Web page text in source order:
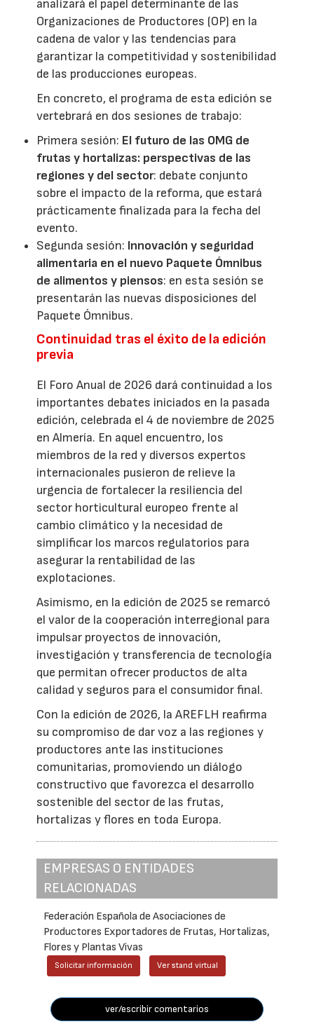
analizará el papel determinante de las
Organizaciones de Productores (OP) en la
cadena de valor y las tendencias para
garantizar la competitividad y sostenibilidad
de las producciones europeas.
En concreto, el programa de esta edición se
vertebrará en dos sesiones de trabajo:
Primera sesión: El futuro de las OMG de
frutas y hortalizas: perspectivas de las
regiones y del sector: debate conjunto
sobre el impacto de la reforma, que estará
prácticamente finalizada para la fecha del
evento.
Segunda sesión: Innovación y seguridad
alimentaria en el nuevo Paquete Ómnibus
de alimentos y piensos: en esta sesión se
presentarán las nuevas disposiciones del
Paquete Ómnibus.
Continuidad tras el éxito de la edición
previa
El Foro Anual de 2026 dará continuidad a los
importantes debates iniciados en la pasada
edición, celebrada el 4 de noviembre de 2025
en Almería. En aquel encuentro, los
miembros de la red y diversos expertos
internacionales pusieron de relieve la
urgencia de fortalecer la resiliencia del
sector horticultural europeo frente al
cambio climático y la necesidad de
simplificar los marcos regulatorios para
asegurar la rentabilidad de las
explotaciones.
Asimismo, en la edición de 2025 se remarcó
el valor de la cooperación interregional para
impulsar proyectos de innovación,
investigación y transferencia de tecnología
que permitan ofrecer productos de alta
calidad y seguros para el consumidor final.
Con la edición de 2026, la AREFLH reafirma
su compromiso de dar voz a las regiones y
productores ante las instituciones
comunitarias, promoviendo un diálogo
constructivo que favorezca el desarrollo
sostenible del sector de las frutas,
hortalizas y flores en toda Europa.
EMPRESAS O ENTIDADES
RELACIONADAS
Federación Española de Asociaciones de
Productores Exportadores de Frutas, Hortalizas,
Flores y Plantas Vivas
Solicitar información Ver stand virtual
ver/escribir comentarios